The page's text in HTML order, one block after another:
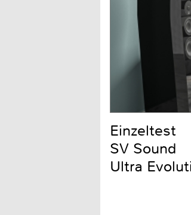
Einzeltest
SV Sound
Ultra